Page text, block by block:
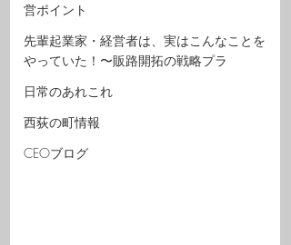
営ポイント
先輩起業家・経営者は、実はこんなことを
やっていた！〜販路開拓の戦略プラ
日常のあれこれ
西荻の町情報
CEOブログ